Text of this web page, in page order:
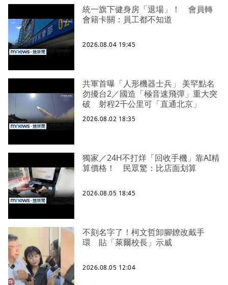
統一旗下健身房「退場」！ 會員轉
會籍卡關：員工都不知道
2026.08.04 19:45
共軍首曝「人形機器士兵」 美罕點名
勿擾台2／國造「極音速飛彈」重大突
破 射程2千公里可「直通北京」
2026.08.02 18:35
獨家／24H不打烊「回收手機」靠AI精
算價格！ 民眾驚：比店面划算
2026.08.05 18:45
不刻名字了！柯文哲卸腳鐐改戴手
環 貼「萊爾校長」示威
2026.08.05 12:04